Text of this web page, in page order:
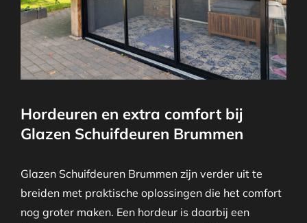
Hordeuren en extra comfort bij
Glazen Schuifdeuren Brummen
Glazen Schuifdeuren Brummen zijn verder uit te
breiden met praktische oplossingen die het comfort
nog groter maken. Een hordeur is daarbij een